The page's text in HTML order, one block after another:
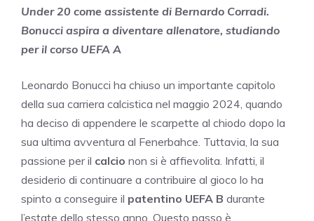
Under 20 come assistente di Bernardo Corradi.
Bonucci aspira a diventare allenatore, studiando
per il corso UEFA A
Leonardo Bonucci ha chiuso un importante capitolo
della sua carriera calcistica nel maggio 2024, quando
ha deciso di appendere le scarpette al chiodo dopo la
sua ultima avventura al Fenerbahce. Tuttavia, la sua
passione per il calcio non si è affievolita. Infatti, il
desiderio di continuare a contribuire al gioco lo ha
spinto a conseguire il patentino UEFA B durante
l’estate dello stesso anno. Questo passo è